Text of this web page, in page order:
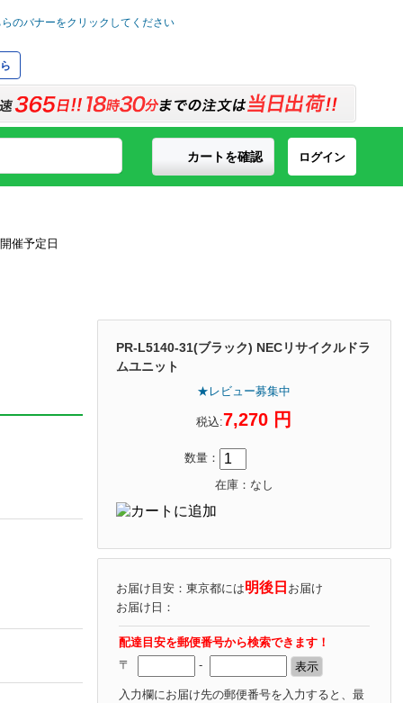
ログイン
カートを確認
PR-L5140-31(ブラック) NECリサイクルドラ
ムユニット
★レビュー募集中
税込:7,270 円
数量：
在庫：なし
お届け目安：東京都には明後日 お届け
お届け日：
配達目安を郵便番号から検索できます！
〒
-
入力欄にお届け先の郵便番号を入力すると、最